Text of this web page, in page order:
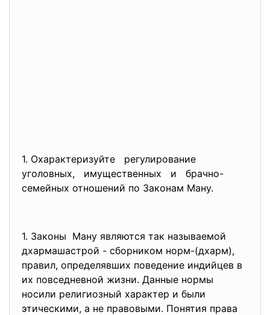
1. Охарактеризуйте регулирование
уголовных, имущественных и брачно-
семейных отношений по Законам Ману.
1. Законы Ману являются так называемой
дхармашастрой - сборником норм-(дхарм),
правил, определявших поведение индийцев в
их повседневной жизни. Данные нормы
носили религиозный характер и были
этическими, а не правовыми. Понятия права